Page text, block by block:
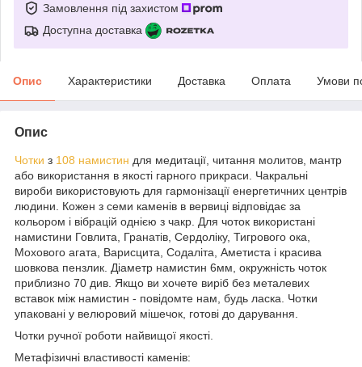
Замовлення під захистом
Доступна доставка
Опис Характеристики Доставка Оплата Умови
Опис
Чотки з 108 намистин для медитації, читання молитов, мантр
або використання в якості гарного прикраси. Чакральні
вироби використовують для гармонізації енергетичних центрів
людини. Кожен з семи каменів в вервиці відповідає за
кольором і вібрацій однією з чакр. Для чоток використані
намистини Говлита, Гранатів, Сердоліку, Тигрового ока,
Мохового агата, Варисцита, Содаліта, Аметиста і красива
шовкова пензлик. Діаметр намистин 6мм, окружність чоток
приблизно 70 див. Якщо ви хочете виріб без металевих
вставок між намистин - повідомте нам, будь ласка. Чотки
упаковані у велюровий мішечок, готові до дарування.
Чотки ручної роботи найвищої якості.
Метафізичні властивості каменів: